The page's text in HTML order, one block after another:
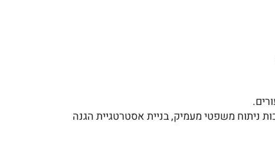
ניתוח משפטי מעמיק, בניית אסטרטגיית הגנה